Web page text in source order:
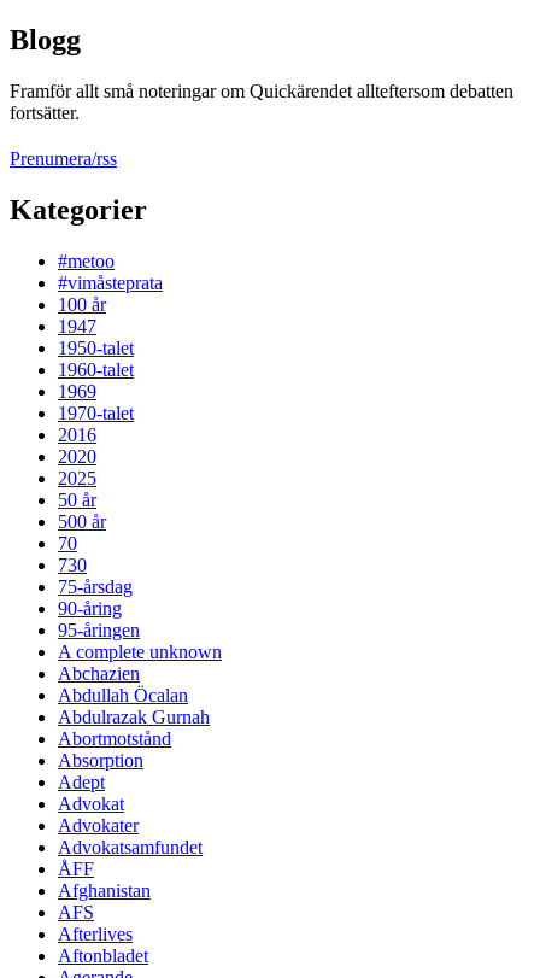
Blogg
Framför allt små noteringar om Quickärendet allteftersom debatten
fortsätter.
Prenumera/rss
Kategorier
#metoo
#vimåsteprata
100 år
1947
1950-talet
1960-talet
1969
1970-talet
2016
2020
2025
50 år
500 år
70
730
75-årsdag
90-åring
95-åringen
A complete unknown
Abchazien
Abdullah Öcalan
Abdulrazak Gurnah
Abortmotstånd
Absorption
Adept
Advokat
Advokater
Advokatsamfundet
ÅFF
Afghanistan
AFS
Afterlives
Aftonbladet